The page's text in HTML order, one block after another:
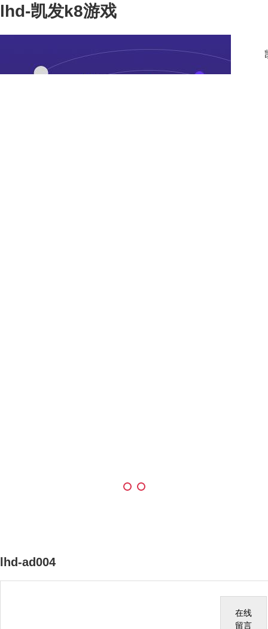
lhd-凯发k8游戏
在线
留言
lhd-ad004